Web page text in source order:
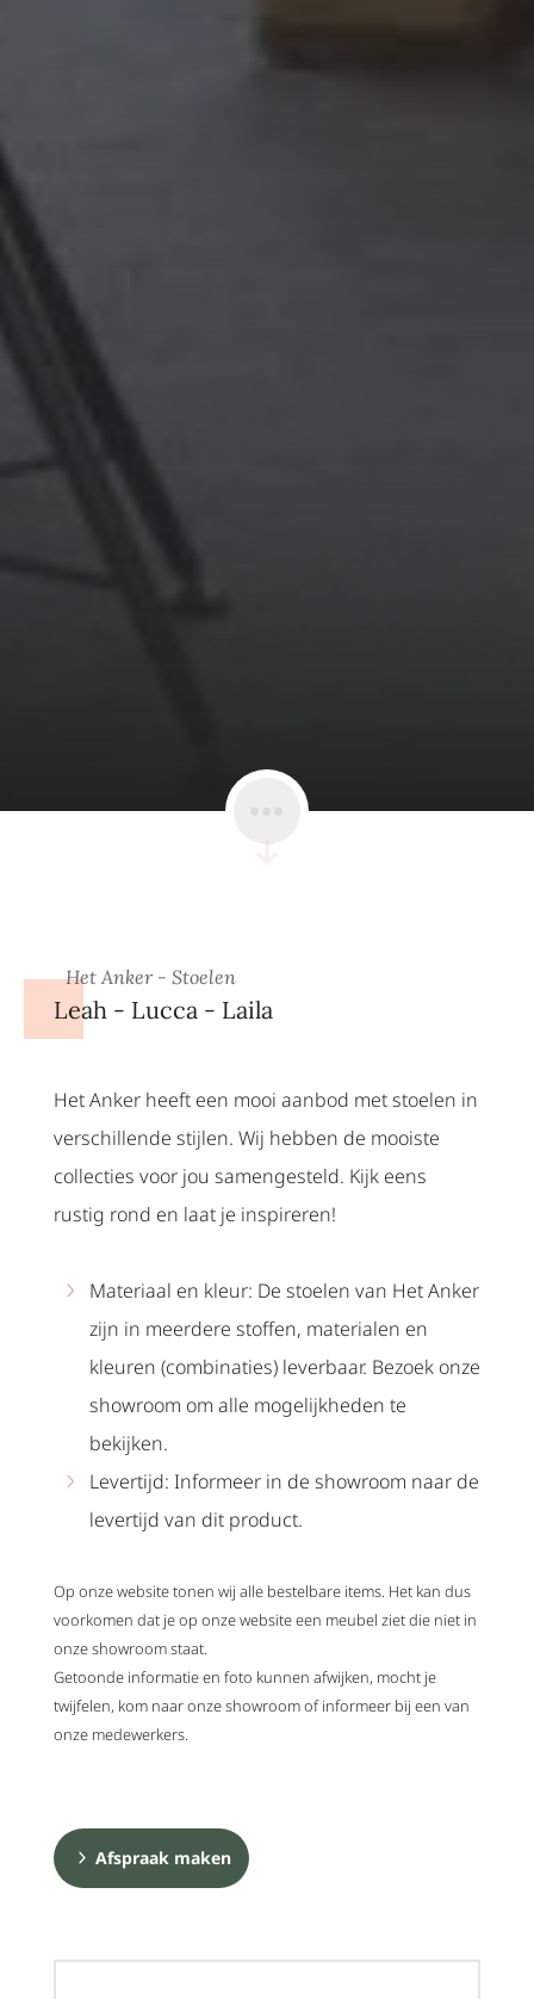
Het Anker - Stoelen
Leah - Lucca - Laila
Het Anker heeft een mooi aanbod met stoelen in
verschillende stijlen. Wij hebben de mooiste
collecties voor jou samengesteld. Kijk eens
rustig rond en laat je inspireren!
Materiaal en kleur: De stoelen van Het Anker
zijn in meerdere stoffen, materialen en
kleuren (combinaties) leverbaar. Bezoek onze
showroom om alle mogelijkheden te
bekijken.
Levertijd: Informeer in de showroom naar de
levertijd van dit product.
Op onze website tonen wij alle bestelbare items. Het kan dus
voorkomen dat je op onze website een meubel ziet die niet in
onze showroom staat.
Getoonde informatie en foto kunnen afwijken, mocht je
twijfelen, kom naar onze showroom of informeer bij een van
onze medewerkers.
Afspraak maken